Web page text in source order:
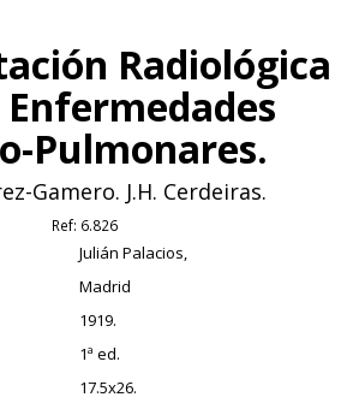
Radiológica
Enfermedades
Pulmonares.
Gamero. J.H. Cerdeiras.
Ref: 6.826
Julián Palacios,
Madrid
1919.
1ª ed.
17.5x26.